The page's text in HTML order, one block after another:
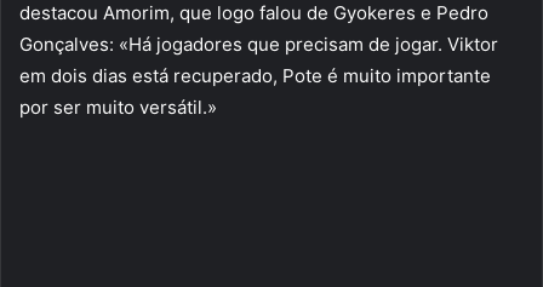
destacou Amorim, que logo falou de Gyokeres e Pedro
Gonçalves: «Há jogadores que precisam de jogar. Viktor
em dois dias está recuperado, Pote é muito importante
por ser muito versátil.»